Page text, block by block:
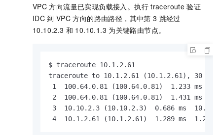
VPC 方向流量已实现负载接入。执行 traceroute 验证
IDC 到 VPC 方向的路由路径，其中第 3 跳经过
10.10.2.3 和 10.10.1.3 为关键路由节点。
$ traceroute 10.1.2.61
traceroute to 10.1.2.61 (10.1.2.61), 30
1  100.64.0.81 (100.64.0.81)  1.233 ms
2  100.64.0.81 (100.64.0.81)  1.431 ms
3  10.10.2.3 (10.10.2.3)  0.686 ms
4  10.1.2.61 (10.1.2.61)  1.289 ms  1.270